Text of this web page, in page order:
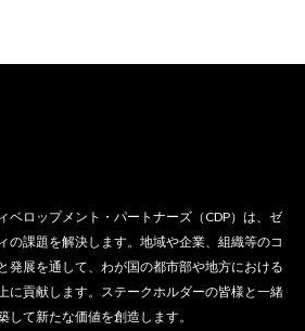
ベロップメント・パートナーズ（CDP）は、ゼ
の課題を解決します。地域や企業、組織等のコ
発展を通して、わが国の都市部や地方における
に貢献します。ステークホルダーの皆様と一緒
して新たな価値を創造します。